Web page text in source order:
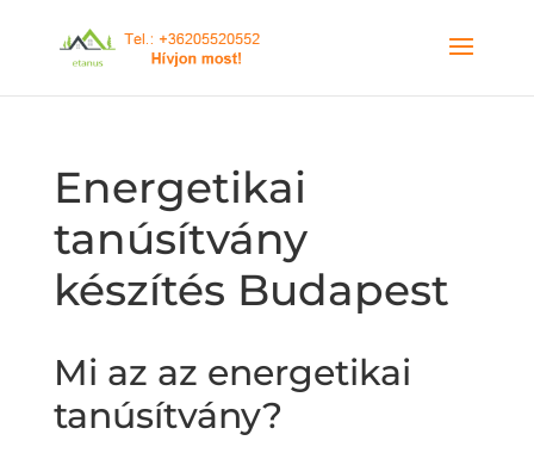
Energetikai
tanúsítvány
készítés Budapest
Mi az az energetikai
tanúsítvány?